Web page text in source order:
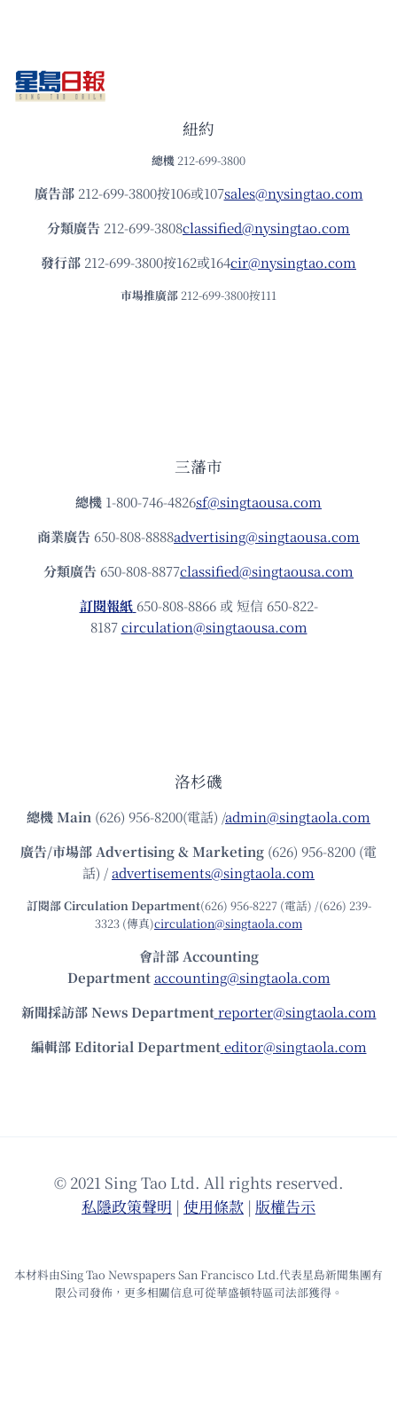
紐約
總機 212-699-3800
廣告部212-699-3800按106或107sales@nysingtao.com
分類廣告 212-699-3808classified@nysingtao.com
發⾏部 212-699-3800按162或164cir@nysingtao.com
市場推廣部 212-699-3800按111
三藩市
總機 1-800-746-4826sf@singtaousa.com
商業廣告 650-808-8888advertising@singtaousa.com
分類廣告 650-808-8877classified@singtaousa.com
訂閱報紙 650-808-8866 或 短信 650-822-
8187circulation@singtaousa.com
洛杉磯
總機Main (626) 956-8200(電話) /admin@singtaola.com
廣告/市場部Advertising & Marketing (626) 956-8200 (電
話) /advertisements@singtaola.com
訂閱部 Circulation Department(626) 956-8227 (電話) /(626) 239-
3323 (傳真)circulation@singtaola.com
會計部 Accounting
Department accounting@singtaola.com
新聞採訪部 News Department reporter@singtaola.com
編輯部 Editorial Department editor@singtaola.com
© 2021 Sing Tao Ltd. All rights reserved.
私隱政策聲明 | 使⽤條款 | 版權告⽰
本材料由Sing Tao Newspapers San Francisco Ltd.代表星島新聞集團有
限公司發佈，更多相關信息可從華盛頓特區司法部獲得。